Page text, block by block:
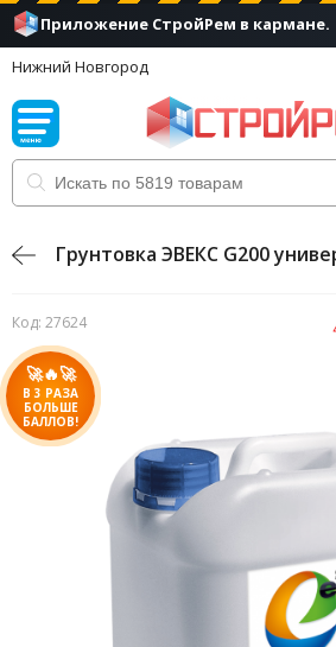
Приложение СтройРем в кармане.
Нижний Новгород
Грунтовка ЭВЕКС G200
Код: 27624
🚀🔥🚀
В 3 РАЗА
БОЛЬШЕ
БАЛЛОВ!